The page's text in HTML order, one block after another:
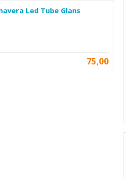
Led Tube Glans
75,00